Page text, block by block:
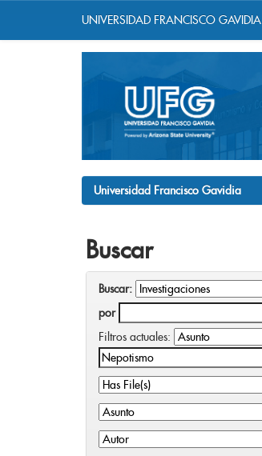
UNIVERSIDAD FRANCISCO GAVIDIA
Universidad Francisco Gavidia
Buscar
Buscar:
por
Filtros actuales: